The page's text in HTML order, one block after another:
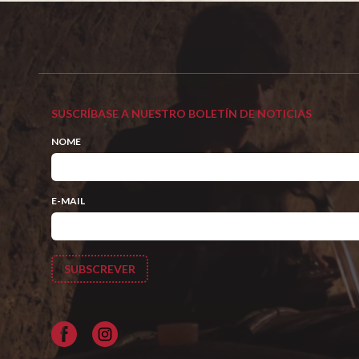
SUSCRÍBASE A NUESTRO BOLETÍN DE NOTICIAS
NOME
E-MAIL
Facebook